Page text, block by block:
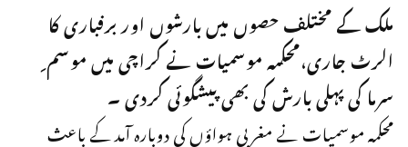
ملک کے مختلف حصوں میں بارشوں اور برفباری کا
الرٹ جاری،محکمہ موسمیات نے کراچی میں موسم ِ
سرما کی پہلی بارش کی بھی پیشگوئی کردی ۔
محکمہ موسمیات نے مغربی ہواؤں کی دوبارہ آمد کے باعث